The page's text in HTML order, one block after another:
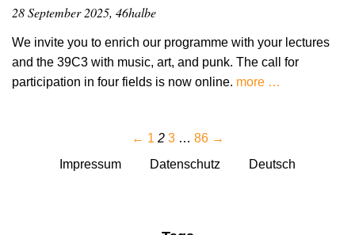
28 September 2025, 46halbe
We invite you to enrich our programme with your lectures
and the 39C3 with music, art, and punk. The call for
participation in four fields is now online. more …
← 1 2 3 … 86 →
Impressum
Datenschutz Deutsch